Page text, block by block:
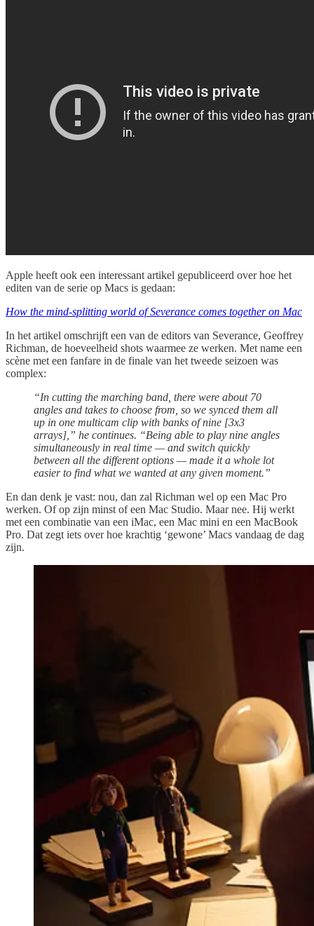
Apple heeft ook een interessant artikel gepubliceerd over hoe het
editen van de serie op Macs is gedaan:
How the mind-splitting world of Severance comes together on Mac
In het artikel omschrijft een van de editors van Severance, Geoffrey
Richman, de hoeveelheid shots waarmee ze werken. Met name een
scène met een fanfare in de finale van het tweede seizoen was
complex:
“In cutting the marching band, there were about 70
angles and takes to choose from, so we synced them all
up in one multicam clip with banks of nine [3x3
arrays],” he continues. “Being able to play nine angles
simultaneously in real time — and switch quickly
between all the different options — made it a whole lot
easier to find what we wanted at any given moment.”
En dan denk je vast: nou, dan zal Richman wel op een Mac Pro
werken. Of op zijn minst of een Mac Studio. Maar nee. Hij werkt
met een combinatie van een iMac, een Mac mini en een MacBook
Pro. Dat zegt iets over hoe krachtig ‘gewone’ Macs vandaag de dag
zijn.